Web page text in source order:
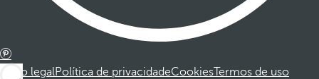
Aviso legalPolítica de privacidadeCookiesTermos de uso